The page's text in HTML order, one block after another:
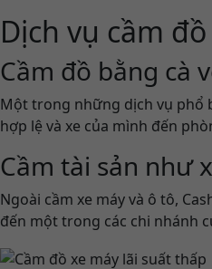
Dịch vụ cầm
Cầm đồ bằng cà
Một trong những dịch vụ phổ
hợp lệ và xe của mình đến
Cầm tài sản như
Ngoài cầm xe máy và ô tô,
đến một trong các chi nhánh